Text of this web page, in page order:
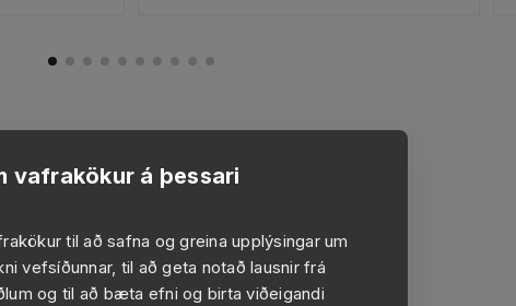
vafrakökur á þessari
til að safna og greina upplýsingar um
vefsíðunnar, til að geta notað lausnir frá
og til að bæta efni og birta viðeigandi